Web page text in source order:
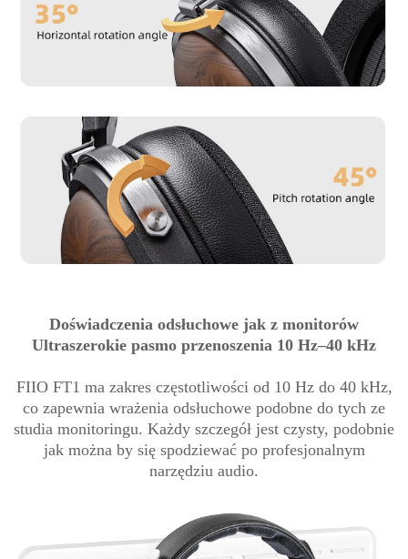
Doświadczenia odsłuchowe jak z monitorów
Ultraszerokie pasmo przenoszenia 10 Hz–40 kHz
FIIO FT1 ma zakres częstotliwości od 10 Hz do 40 kHz,
co zapewnia wrażenia odsłuchowe podobne do tych ze
studia monitoringu. Każdy szczegół jest czysty, podobnie
jak można by się spodziewać po profesjonalnym
narzędziu audio.